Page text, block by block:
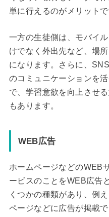
単に行えるのがメリットで
一方の生徒側は、モバイ
けでなく外出先など、場
になります。さらに、
のコミュニケーションを
で、学習意欲を向上させ
もあります。
WEB広告
ホームページなどのWEB
ービスのことをWEB広告
くつかの種類があり、例
ページなどに広告が掲載